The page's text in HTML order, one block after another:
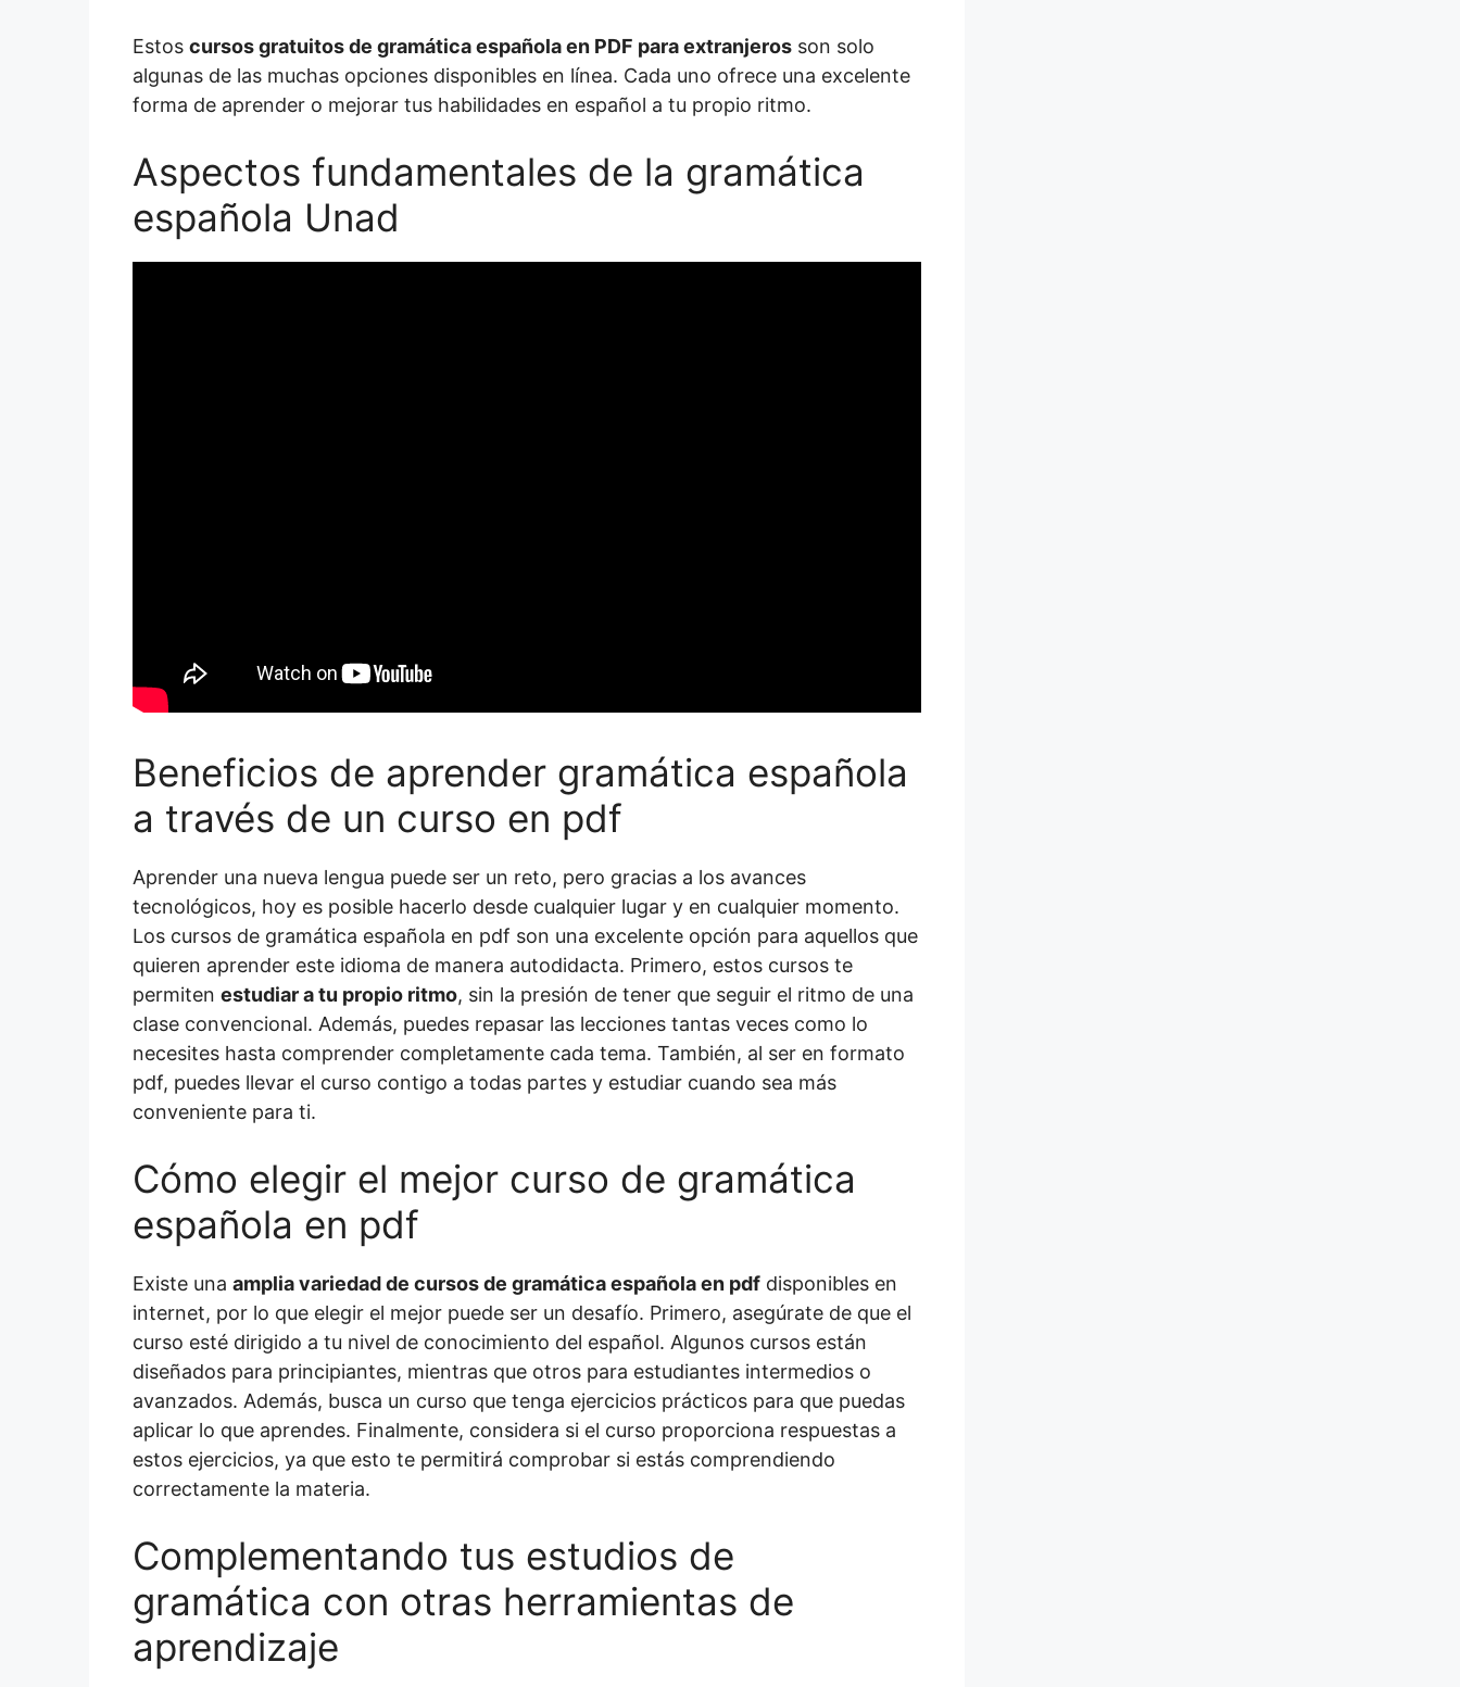
Estos cursos gratuitos de gramática española en PDF para extranjeros son solo
algunas de las muchas opciones disponibles en línea. Cada uno ofrece una excelente
forma de aprender o mejorar tus habilidades en español a tu propio ritmo.
Aspectos fundamentales de la gramática
española Unad
Beneficios de aprender gramática española
a través de un curso en pdf
Aprender una nueva lengua puede ser un reto, pero gracias a los avances
tecnológicos, hoy es posible hacerlo desde cualquier lugar y en cualquier momento.
Los cursos de gramática española en pdf son una excelente opción para aquellos que
quieren aprender este idioma de manera autodidacta. Primero, estos cursos te
permiten estudiar a tu propio ritmo, sin la presión de tener que seguir el ritmo de una
clase convencional. Además, puedes repasar las lecciones tantas veces como lo
necesites hasta comprender completamente cada tema. También, al ser en formato
pdf, puedes llevar el curso contigo a todas partes y estudiar cuando sea más
conveniente para ti.
Cómo elegir el mejor curso de gramática
española en pdf
Existe una amplia variedad de cursos de gramática española en pdf disponibles en
internet, por lo que elegir el mejor puede ser un desafío. Primero, asegúrate de que el
curso esté dirigido a tu nivel de conocimiento del español. Algunos cursos están
diseñados para principiantes, mientras que otros para estudiantes intermedios o
avanzados. Además, busca un curso que tenga ejercicios prácticos para que puedas
aplicar lo que aprendes. Finalmente, considera si el curso proporciona respuestas a
estos ejercicios, ya que esto te permitirá comprobar si estás comprendiendo
correctamente la materia.
Complementando tus estudios de
gramática con otras herramientas de
aprendizaje